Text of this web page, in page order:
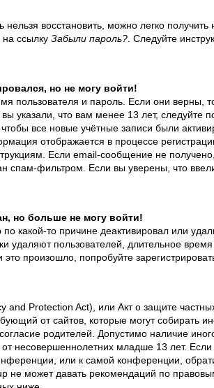
нельзя восстановить, можно легко
ссылку Забыли пароль? . Следуйте
но не могу войти!
пользователя и пароль. Если они верны,
вы указали, что вам менее 13 лет, следуйте
все новые учётные записи были
отображается в процессе
Если email-сообщение не
спам-фильтром. Если вы уверены, что
но больше не могу войти!
какой-то причине деактивировал или
удаляют пользователей, длительное
произошло, попробуйте
and Protection Act), или Акт о защите
от сайтов, которые могут собирать
родителей. Допустимо наличие
несовершеннолетних младше 13 лет.
или к самой конференции,
не может давать рекомендаций по